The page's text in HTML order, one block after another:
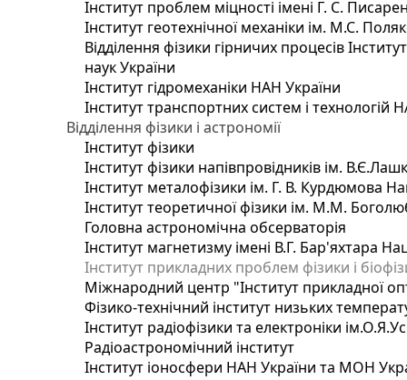
Інститут проблем міцності імені Г. С.
Інститут геотехнічної механіки ім. М.С.
Відділення фізики гірничих процесів
наук України
Інститут гідромеханіки НАН України
Інститут транспортних систем і технологій
Відділення фізики і астрономії
Інститут фізики
Інститут фізики напівпровідників ім.
Інститут металофізики ім. Г. В. Курдюмова
Інститут теоретичної фізики ім. М.М.
Головна астрономічна обсерваторія
Інститут магнетизму імені В.Г. Бар'яхтара
Інститут прикладних проблем фізики і
Міжнародний центр "Інститут прикладної
Фізико-технічний інститут низьких
Інститут радіофізики та електроніки
Радіоастрономічний інститут
Інститут іоносфери НАН України та МОН